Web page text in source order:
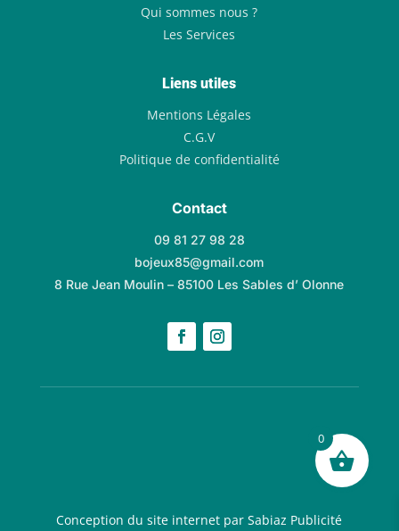
Qui sommes nous ?
Les Services
Liens utiles
Mentions Légales
C.G.V
Politique de confidentialité
Contact
09 81 27 98 28
bojeux85@gmail.com
8 Rue Jean Moulin – 85100 Les Sables d’ Olonne
Conception du site internet par Sabiaz Publicité
0